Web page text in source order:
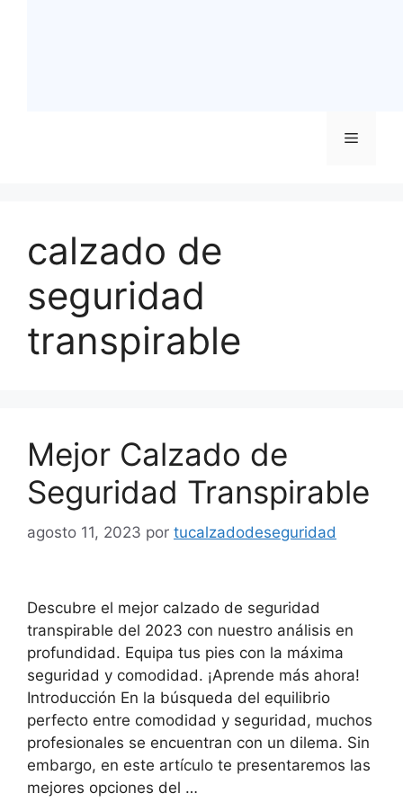
Menú
calzado de
seguridad
transpirable
Mejor Calzado de
Seguridad Transpirable
agosto 11, 2023 por tucalzadodeseguridad
Descubre el mejor calzado de seguridad
transpirable del 2023 con nuestro análisis en
profundidad. Equipa tus pies con la máxima
seguridad y comodidad. ¡Aprende más ahora!
Introducción En la búsqueda del equilibrio
perfecto entre comodidad y seguridad, muchos
profesionales se encuentran con un dilema. Sin
embargo, en este artículo te presentaremos las
mejores opciones del …